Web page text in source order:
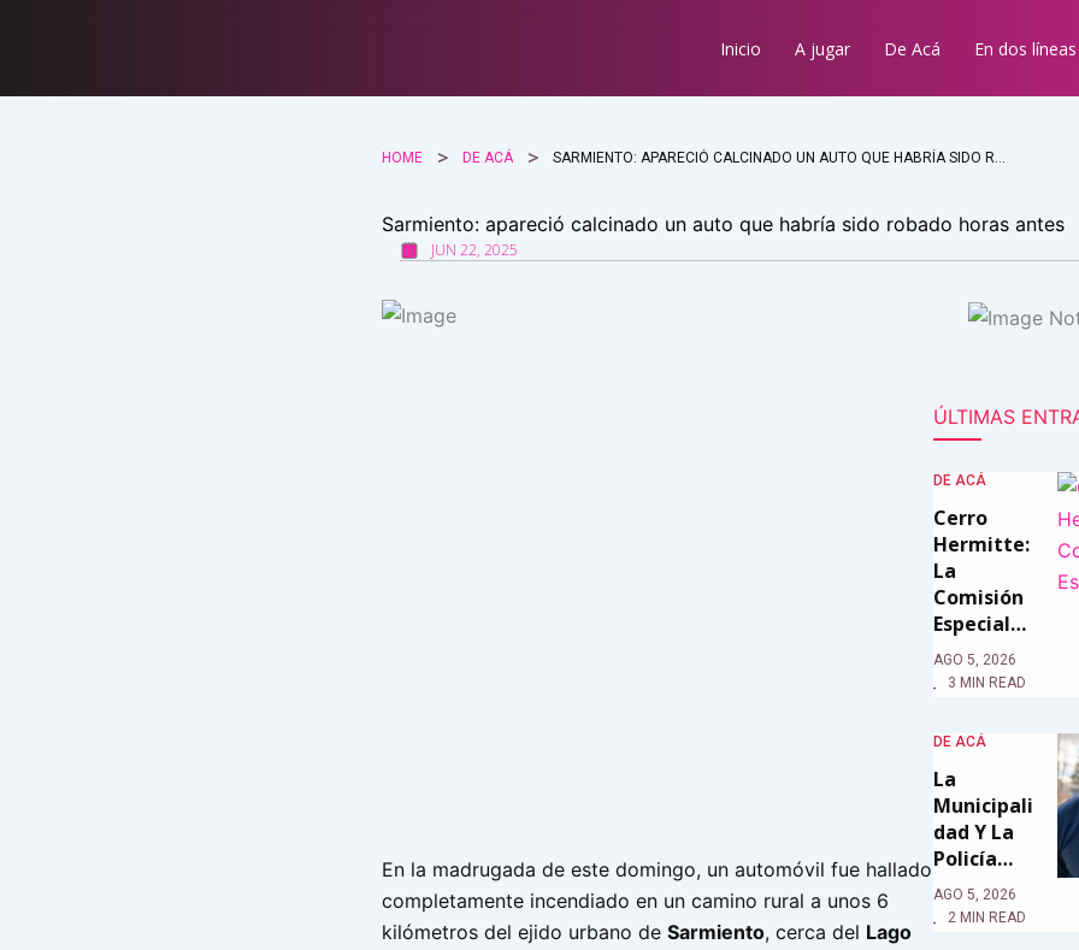
Inicio A jugar De Acá En dos líneas
HOME DE ACÁ
Sarmiento: apareció calcinado un auto que habría sido robado horas antes
JUN 22, 2025
En la madrugada de este domingo, un automóvil fue hallado
completamente incendiado en un camino rural a unos 6
kilómetros del ejido urbano de Sarmiento, cerca del Lago
ÚLTIMAS
DE ACÁ
Cerro
Hermitte:
La
Comisión
Especial…
AGO 5, 2026
3 MIN READ
DE ACÁ
La
Municipali
Dad Y La
Policía…
AGO 5, 2026
2 MIN READ